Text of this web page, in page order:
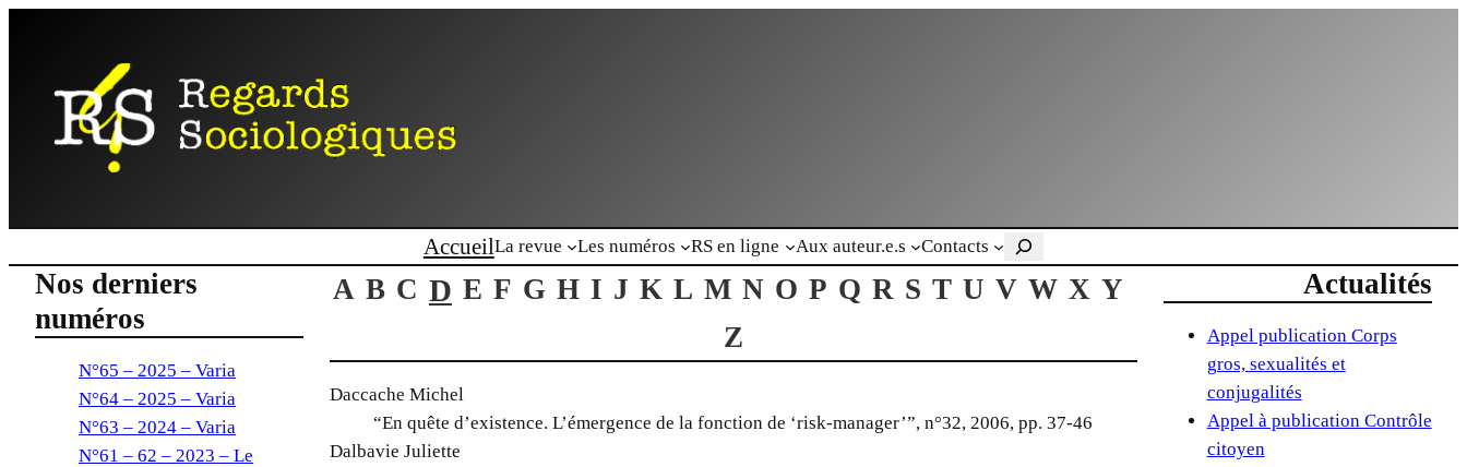
AccueilLa revue Les numéros RS en ligne Aux auteur.e.s Contacts Rechercher
Nos derniers
numéros
N°65 – 2025 – Varia
N°64 – 2025 – Varia
N°63 – 2024 – Varia
N°61 – 62 – 2023 – Le
A B C D E F G H I J K L M N O P Q R S T U V W X Y
Z
Daccache Michel
“En quête d’existence. L’émergence de la fonction de ‘risk-manager’”, n°32, 2006, pp. 37-46
Dalbavie Juliette
Actualités
Appel publication Corps
gros, sexualités et
conjugalités
Appel à publication Contrôle
citoyen